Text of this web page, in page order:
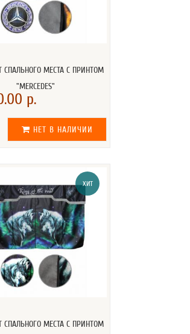
СПАЛЬНОГО МЕСТА С ПРИНТОМ
"MERCEDES"
р.
НЕТ В НАЛИЧИИ
ХИТ
СПАЛЬНОГО МЕСТА С ПРИНТОМ